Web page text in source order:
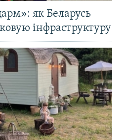
як Беларусь
інфраструктуру